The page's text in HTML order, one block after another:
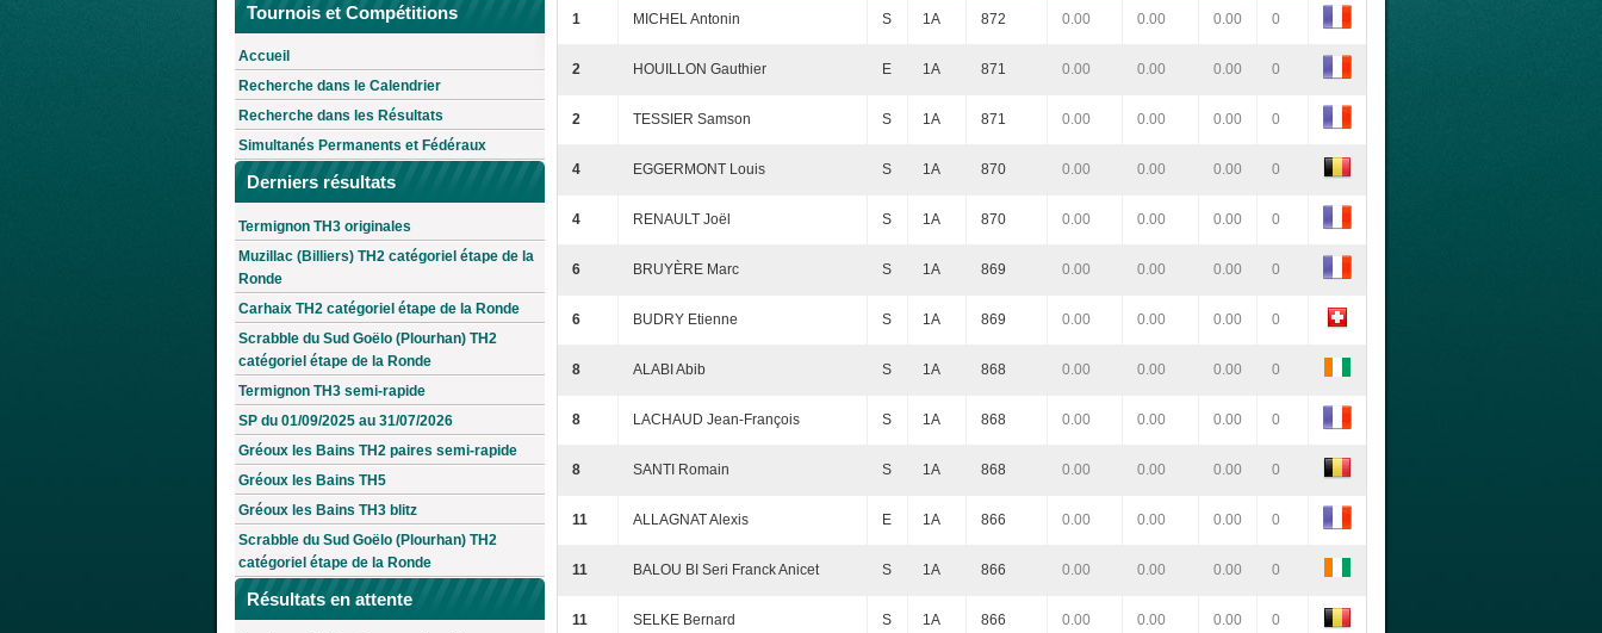
Tournois et Compétitions
Accueil
Recherche dans le Calendrier
Recherche dans les Résultats
Simultanés Permanents et Fédéraux
Derniers résultats
Termignon TH3 originales
Muzillac (Billiers) TH2 catégoriel étape de la
Ronde
Carhaix TH2 catégoriel étape de la Ronde
Scrabble du Sud Goëlo (Plourhan) TH2
catégoriel étape de la Ronde
Termignon TH3 semi-rapide
SP du 01/09/2025 au 31/07/2026
Gréoux les Bains TH2 paires semi-rapide
Gréoux les Bains TH5
Gréoux les Bains TH3 blitz
Scrabble du Sud Goëlo (Plourhan) TH2
catégoriel étape de la Ronde
Résultats en attente
1 MICHEL Antonin S 1A 872 0.00 0.00 0.00 0
2 HOUILLON Gauthier E 1A 871 0.00 0.00 0.00 0
2 TESSIER Samson S 1A 871 0.00 0.00 0.00 0
4 EGGERMONT Louis S 1A 870 0.00 0.00 0.00 0
4 RENAULT Joël S 1A 870 0.00 0.00 0.00 0
6 BRUYÈRE Marc S 1A 869 0.00 0.00 0.00 0
6 BUDRY Etienne S 1A 869 0.00 0.00 0.00 0
8 ALABI Abib S 1A 868 0.00 0.00 0.00 0
8 LACHAUD Jean-François S 1A 868 0.00 0.00 0.00 0
8 SANTI Romain S 1A 868 0.00 0.00 0.00 0
11 ALLAGNAT Alexis E 1A 866 0.00 0.00 0.00 0
11 BALOU BI Seri Franck Anicet S 1A 866 0.00 0.00 0.00 0
11 SELKE Bernard S 1A 866 0.00 0.00 0.00 0